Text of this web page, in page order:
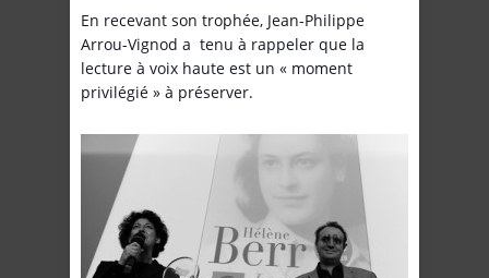
En recevant son trophée, Jean-Philippe
Arrou-Vignod a tenu à rappeler que la
lecture à voix haute est un « moment
privilégié » à préserver.